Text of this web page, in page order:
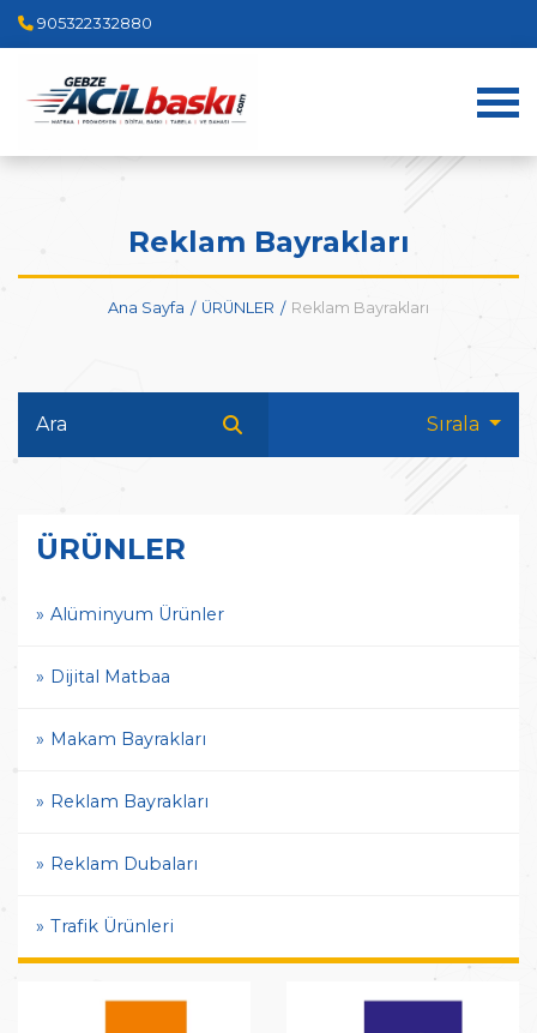
905322332880
Reklam Bayrakları
Ana Sayfa ÜRÜNLER Reklam Bayrakları
Sırala
ÜRÜNLER
Alüminyum Ürünler
Dijital Matbaa
Makam Bayrakları
Reklam Bayrakları
Reklam Dubaları
Trafik Ürünleri